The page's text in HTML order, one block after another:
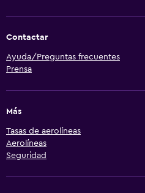
Contactar
Ayuda/Preguntas frecuentes
Prensa
Más
Tasas de aerolíneas
Aerolíneas
Seguridad